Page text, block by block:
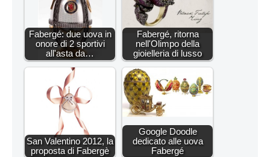
Fabergé: due uova in
onore di 2 sportivi
all'asta da…
Fabergé, ritorna
nell'Olimpo della
gioielleria di lusso
San Valentino 2012, la
proposta di Fabergè
Google Doodle
dedicato alle uova
Fabergé